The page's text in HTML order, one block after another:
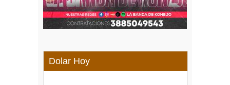
Dolar Hoy